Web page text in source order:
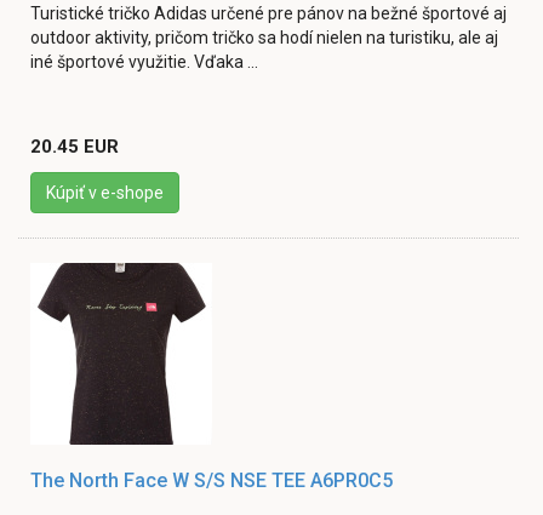
Turistické tričko Adidas určené pre pánov na bežné športové aj
outdoor aktivity, pričom tričko sa hodí nielen na turistiku, ale aj
iné športové využitie. Vďaka ...
20.45 EUR
Kúpiť v e-shope
The North Face W S/S NSE TEE A6PR0C5